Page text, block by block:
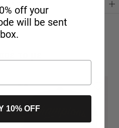
NEW
off your
will be sent
10% OFF